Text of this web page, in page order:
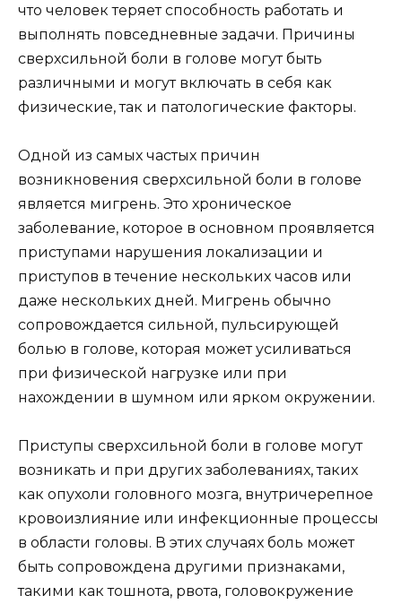
что человек теряет способность работать и
выполнять повседневные задачи. Причины
сверхсильной боли в голове могут быть
различными и могут включать в себя как
физические, так и патологические факторы.
Одной из самых частых причин
возникновения сверхсильной боли в голове
является мигрень. Это хроническое
заболевание, которое в основном проявляется
приступами нарушения локализации и
приступов в течение нескольких часов или
даже нескольких дней. Мигрень обычно
сопровождается сильной, пульсирующей
болью в голове, которая может усиливаться
при физической нагрузке или при
нахождении в шумном или ярком окружении.
Приступы сверхсильной боли в голове могут
возникать и при других заболеваниях, таких
как опухоли головного мозга, внутричерепное
кровоизлияние или инфекционные процессы
в области головы. В этих случаях боль может
быть сопровождена другими признаками,
такими как тошнота, рвота, головокружение